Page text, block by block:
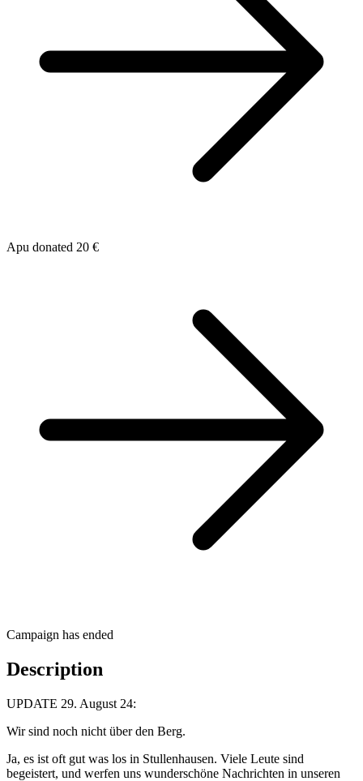
Apu donated 20 €
Campaign has ended
Description
UPDATE 29. August 24:
Wir sind noch nicht über den Berg.
Ja, es ist oft gut was los in Stullenhausen. Viele Leute sind
begeistert, und werfen uns wunderschöne Nachrichten in unseren